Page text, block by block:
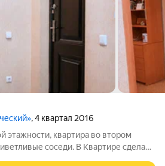
, 4 квартал 2016
этажности, квартира во втором
соседи. В Квартире сделан